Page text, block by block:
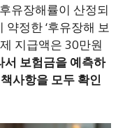
유장해률이 산정되
정한 ‘후유장해 보
지급액은 30만원
서 보험금을 예측하
사항을 모두 확인